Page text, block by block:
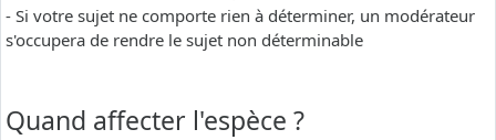
- Si votre sujet ne comporte rien à déterminer, un modérateur
s'occupera de rendre le sujet non déterminable
Quand affecter l'espèce ?